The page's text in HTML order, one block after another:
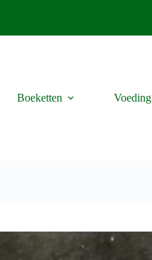
Boeketten Voeding